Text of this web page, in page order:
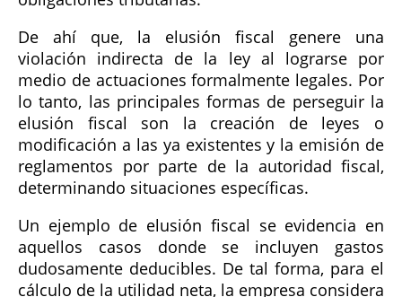
De ahí que, la elusión fiscal genere una
violación indirecta de la ley al lograrse por
medio de actuaciones formalmente legales. Por
lo tanto, las principales formas de perseguir la
elusión fiscal son la creación de leyes o
modificación a las ya existentes y la emisión de
reglamentos por parte de la autoridad fiscal,
determinando situaciones específicas.
Un ejemplo de elusión fiscal se evidencia en
aquellos casos donde se incluyen gastos
dudosamente deducibles. De tal forma, para el
cálculo de la utilidad neta, la empresa considera